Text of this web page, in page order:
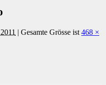
| Gesamte Grösse ist 468 ×